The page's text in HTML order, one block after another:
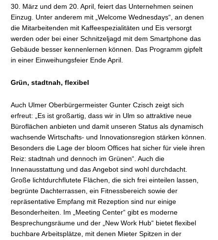
30. März und dem 20. April, feiert das Unternehmen seinen
Einzug. Unter anderem mit „Welcome Wednesdays“, an denen
die Mitarbeitenden mit Kaffeespezialitäten und Eis versorgt
werden oder bei einer Schnitzeljagd mit dem Smartphone das
Gebäude besser kennenlernen können. Das Programm gipfelt
in einer Einweihungsfeier Ende April.
Grün, stadtnah, flexibel
Auch Ulmer Oberbürgermeister Gunter Czisch zeigt sich
erfreut: „Es ist großartig, dass wir in Ulm so attraktive neue
Büroflächen anbieten und damit unseren Status als dynamisch
wachsende Wirtschafts- und Innovationsregion stärken können.
Besonders die Lage der bloom Offices hat sicher für viele ihren
Reiz: stadtnah und dennoch im Grünen“. Auch die
Innenausstattung und das Angebot sind wohl durchdacht.
Große lichtdurchflutete Flächen, die sich frei einteilen lassen,
begrünte Dachterrassen, ein Fitnessbereich sowie der
repräsentative Empfang mit Rezeption sind nur einige
Besonderheiten. Im „Meeting Center“ gibt es moderne
Besprechungsräume und der „New Work Hub“ bietet flexibel
buchbare Arbeitsplätze, mit denen Mieter Spitzen in der